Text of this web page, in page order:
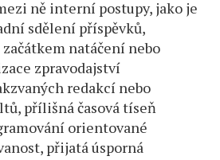
ně interní postupy, jako je
sdělení příspěvků,
natáčení nebo
zpravodajství
redakcí nebo
přílišná časová tíseň
orientované
přijatá úsporná